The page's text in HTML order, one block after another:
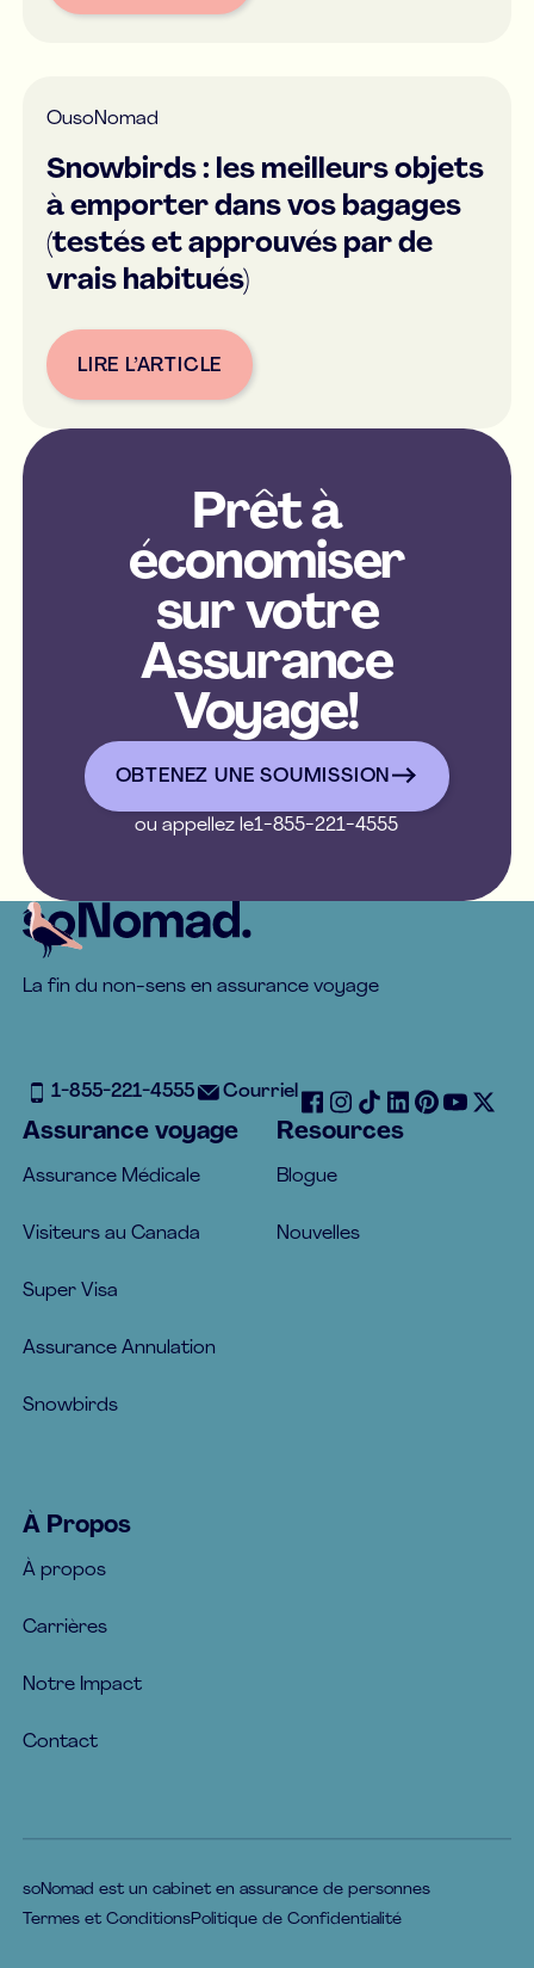
OusoNomad
Snowbirds : les meilleurs objets
à emporter dans vos bagages
(testés et approuvés par de
vrais habitués)
Button Text
LIRE L’ARTICLE
Prêt à
économiser
sur votre
Assurance
Voyage!
OBTENEZ UNE
OBTENEZ UNE SOUMISSION
ou appellez le1-855-221-4555
Footer
La fin du non-sens en assurance voyage
1-855-221-4555 Courriel
Assurance voyage
Assurance Médicale
Visiteurs au Canada
Super Visa
Assurance Annulation
Snowbirds
Resources
Blogue
Nouvelles
À Propos
À propos
Carrières
Notre Impact
Contact
soNomad est un cabinet en assurance de personnes
Termes et ConditionsPolitique de Confidentialité